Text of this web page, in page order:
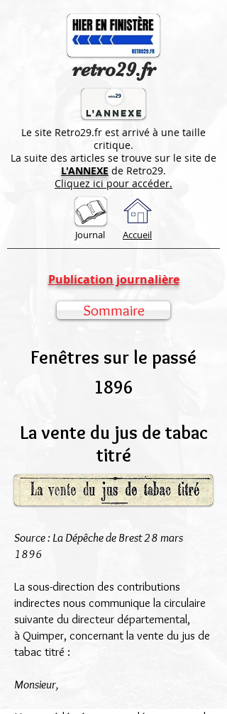
retro29.fr
Le site Retro29.fr est arrivé à une taille
critique.
La suite des articles se trouve sur le site de
L'ANNEXE de Retro29.
Cliquez ici pour accéder.
Journal Accueil
Publication journalière
Fenêtres sur le passé
1896
La vente du jus de tabac
titré
Sommaire
Source : La Dépêche de Brest 28 mars
1896
La sous-direction des contributions
indirectes nous communique la circulaire
suivante du directeur départemental,
à Quimper, concernant la vente du jus de
tabac titré :
Monsieur,